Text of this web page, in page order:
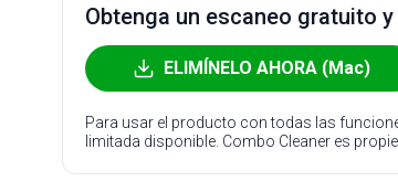
Obtenga un escaneo gratuito
ELIMÍNELO AHORA (Mac)
Para usar el producto con todas las
limitada disponible. Combo Cleaner es